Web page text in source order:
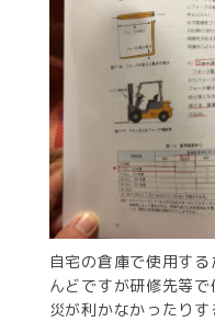
自宅の倉庫で使用す
んどですが研修先等
災が利かなかったり